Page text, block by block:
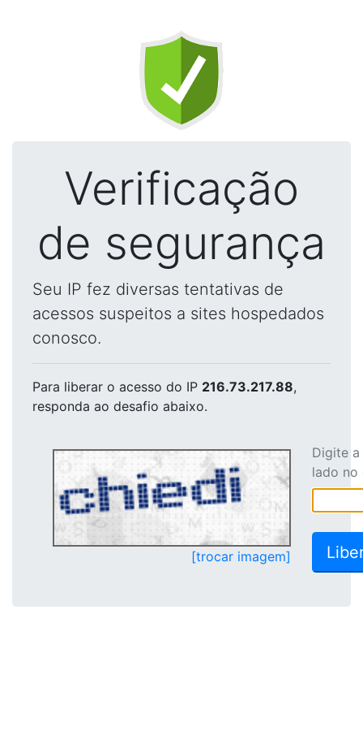
Verificação
de segurança
Seu IP fez diversas tentativas de
acessos suspeitos a sites hospedados
conosco.
Para liberar o acesso do IP 216.73.217.88,
responda ao desafio abaixo.
[trocar imagem]
Digite
lado no